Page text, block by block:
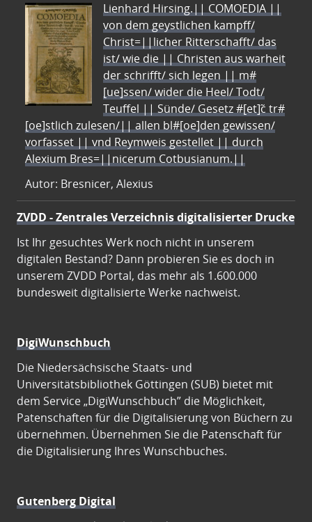
Lienhard Hirsing.|| COMOEDIA ||
von dem geystlichen kampff/
Christ=||licher Ritterschafft/ das
ist/ wie die || Christen aus warheit
der schrifft/ sich legen || m#
[ue]ssen/ wider die Heel/ Todt/
Teuffel || Sünde/ Gesetz #[et]c̃ tr#
[oe]stlich zulesen/|| allen bl#[oe]den gewissen/
vorfasset || vnd Reymweis gestellet || durch
Alexium Bres=||nicerum Cotbusianum.||
Autor: Bresnicer, Alexius
ZVDD - Zentrales Verzeichnis digitalisierter Drucke
Ist Ihr gesuchtes Werk noch nicht in unserem
digitalen Bestand? Dann probieren Sie es doch in
unserem ZVDD Portal, das mehr als 1.600.000
bundesweit digitalisierte Werke nachweist.
DigiWunschbuch
Die Niedersächsische Staats- und
Universitätsbibliothek Göttingen (SUB) bietet mit
dem Service „DigiWunschbuch” die Möglichkeit,
Patenschaften für die Digitalisierung von Büchern zu
übernehmen. Übernehmen Sie die Patenschaft für
die Digitalisierung Ihres Wunschbuches.
Gutenberg Digital